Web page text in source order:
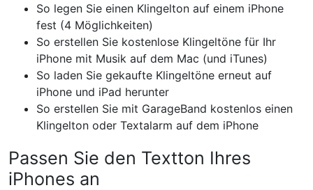
So legen Sie einen Klingelton auf einem iPhone
fest (4 Möglichkeiten)
So erstellen Sie kostenlose Klingeltöne für Ihr
iPhone mit Musik auf dem Mac (und iTunes)
So laden Sie gekaufte Klingeltöne erneut auf
iPhone und iPad herunter
So erstellen Sie mit GarageBand kostenlos einen
Klingelton oder Textalarm auf dem iPhone
Passen Sie den Textton Ihres
iPhones an